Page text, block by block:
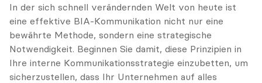
In der sich schnell verändernden Welt von heute ist
eine effektive BIA-Kommunikation nicht nur eine
bewährte Methode, sondern eine strategische
Notwendigkeit. Beginnen Sie damit, diese Prinzipien in
Ihre interne Kommunikationsstrategie einzubetten, um
sicherzustellen, dass Ihr Unternehmen auf alles